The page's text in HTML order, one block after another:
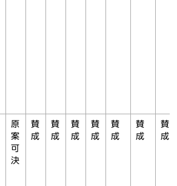
原
案
可
決
賛
成
賛
成
賛
成
賛
成
賛
成
賛
成
賛
成